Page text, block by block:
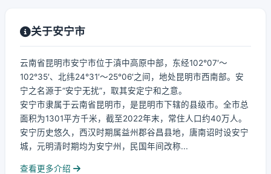
关于安宁市
云南省昆明市安宁市位于滇中高原中部，东经102°07′～
102°35′、北纬24°31′～25°06′之间，地处昆明市西南部。安
宁之名源于“安宁无扰”，取其安定宁和之意。
安宁市隶属于云南省昆明市，是昆明市下辖的县级市。全市总
面积为1301平方千米，截至2022年末，常住人口约40万人。
安宁历史悠久，西汉时期属益州郡谷昌县地，唐南诏时设安宁
城，元明清时期均为安宁州，民国年间改称...
查看更多介绍